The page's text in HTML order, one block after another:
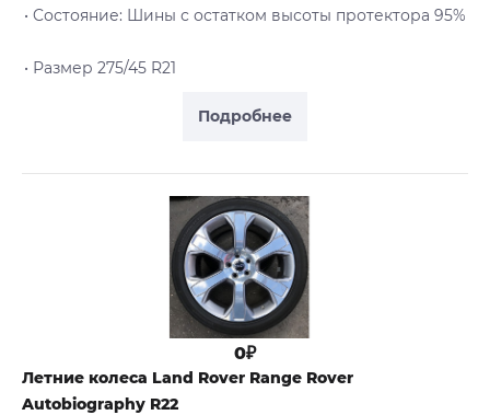
Подробнее
• Cостояние: Шины с остатком высоты протектора 95%
• Размер 275/45 R21
0₽
Летние колеса Land Rover Range Rover
Autobiography R22